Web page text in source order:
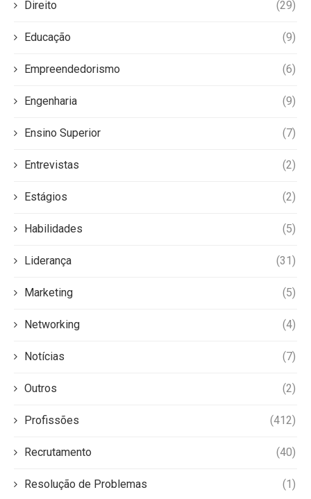
Direito (29)
Educação (9)
Empreendedorismo (6)
Engenharia (9)
Ensino Superior (7)
Entrevistas (2)
Estágios (2)
Habilidades (5)
Liderança (31)
Marketing (5)
Networking (4)
Notícias (7)
Outros (2)
Profissões (412)
Recrutamento (40)
Resolução de Problemas (1)